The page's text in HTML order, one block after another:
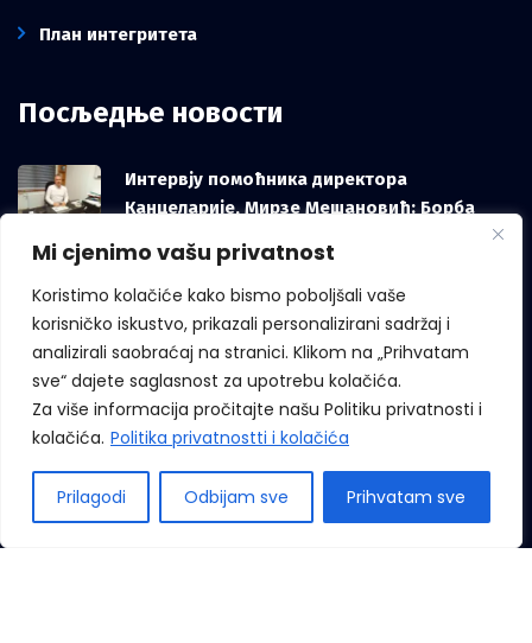
Mi cjenimo vašu privatnost
Koristimo kolačiće kako bismo poboljšali vaše
korisničko iskustvo, prikazali personalizirani sadržaj i
analizirali saobraćaj na stranici. Klikom na „Prihvatam
sve“ dajete saglasnost za upotrebu kolačića.
Za više informacija pročitajte našu Politiku privatnosti i
kolačića. Politika privatnostti i kolačića
Prilagodi Odbijam sve Prihvatam sve
План интегритета
Посљедње новости
Интервју помоћника директора
Канцеларије, Мирзе Мешановић: Борба
против корупције зависи и од грађана, не
само од институција
Међународни дан звиждача